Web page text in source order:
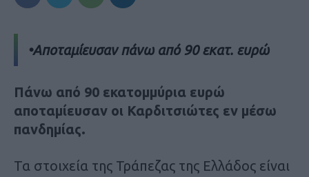
•Αποταμίευσαν πάνω από 90 εκατ. ευρώ
Πάνω από 90 εκατομμύρια ευρώ
αποταμίευσαν οι Καρδιτσιώτες εν μέσω
πανδημίας.
Τα στοιχεία της Τράπεζας της Ελλάδος είναι